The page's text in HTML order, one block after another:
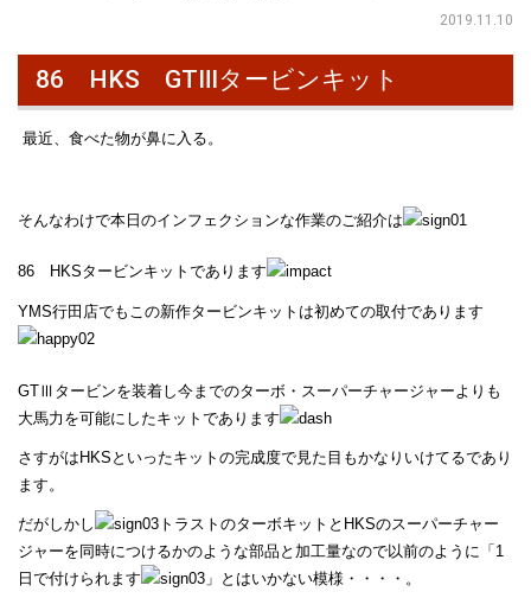
2019.11.10
86 HKS GTⅢタービンキット
最近、食べた物が鼻に入る。
そんなわけで本日のインフェクションな作業のご紹介は
86 HKSタービンキットであります
YMS行田店でもこの新作タービンキットは初めての取付であります
GTⅢタービンを装着し今までのターボ・スーパーチャージャーよりも
大馬力を可能にしたキットであります
さすがはHKSといったキットの完成度で見た目もかなりいけてるであり
ます。
だがしかし
トラストのターボキットとHKSのスーパーチャー
ジャーを同時につけるかのような部品と加工量なので以前のように「1
日で付けられます
」とはいかない模様・・・・。